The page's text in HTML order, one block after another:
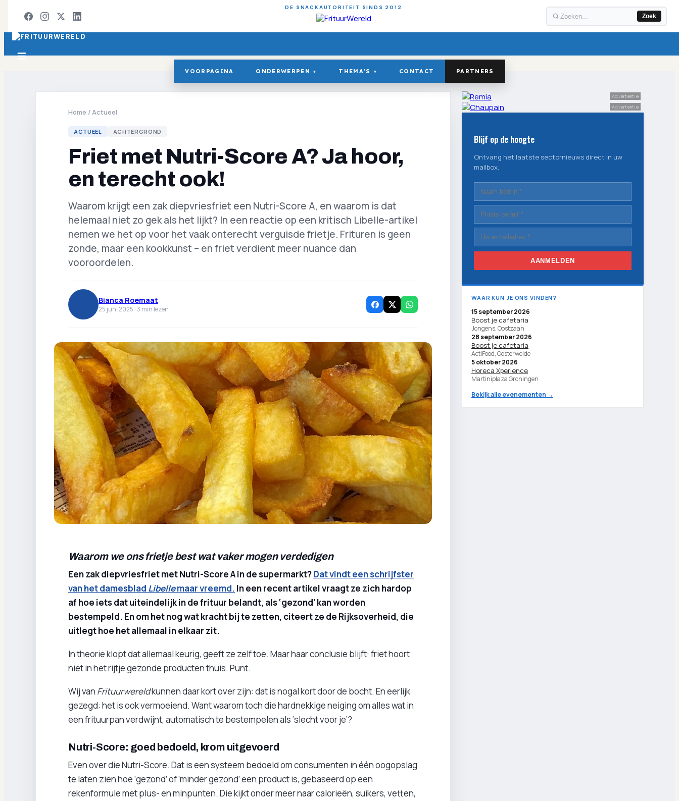
DE SNACKAUTORITEIT SINDS 2012
Zoek
VOORPAGINA ONDERWERPEN ▾ THEMA'S ▾ CONTACT PARTNERS
Home /Actueel
ACTUEEL ACHTERGROND
Friet met Nutri-Score A? Ja hoor,
en terecht ook!
Waarom krijgt een zak diepvriesfriet een Nutri-Score A, en waarom is dat
helemaal niet zo gek als het lijkt? In een reactie op een kritisch Libelle-artikel
nemen we het op voor het vaak onterecht verguisde frietje. Frituren is geen
zonde, maar een kookkunst – en friet verdient meer nuance dan
vooroordelen.
Bianca Roemaat
25 juni 2025 ·3 min lezen
Waarom we ons frietje best wat vaker mogen verdedigen
Een zak diepvriesfriet met Nutri-Score A in de supermarkt?Dat vindt een schrijfster
van het damesblad Libellemaar vreemd. In een recent artikel vraagt ze zich hardop
af hoe iets dat uiteindelijk in de frituur belandt, als ‘gezond’ kan worden
bestempeld. En om het nog wat kracht bij te zetten, citeert ze de Rijksoverheid, die
uitlegt hoe het allemaal in elkaar zit.
In theorie klopt dat allemaal keurig, geeft ze zelf toe. Maar haar conclusie blijft: friet hoort
niet in het rijtje gezonde producten thuis. Punt.
Wij van Frituurwereldkunnen daar kort over zijn: dat is nogal kort door de bocht. En eerlijk
gezegd: het is ook vermoeiend. Want waarom toch die hardnekkige neiging om alles wat in
een frituurpan verdwijnt, automatisch te bestempelen als ‘slecht voor je’?
Nutri-Score: goed bedoeld, krom uitgevoerd
Even over die Nutri-Score. Dat is een systeem bedoeld om consumenten in één oogopslag
te laten zien hoe ‘gezond’ of ‘minder gezond’ een product is, gebaseerd op een
rekenformule met plus- en minpunten. Die kijkt onder meer naar calorieën, suikers, vetten,
Advertentie
Advertentie
Blijf op de hoogte
Ontvang het laatste sectornieuws direct in uw
mailbox.
AANMELDEN
WAAR KUN JE ONS VINDEN?
15 september 2026
Boost je cafetaria
Jongens, Oostzaan
28 september 2026
Boost je cafetaria
ActiFood, Oosterwolde
5 oktober 2026
Horeca Xperience
Martiniplaza Groningen
Bekijk alle evenementen →